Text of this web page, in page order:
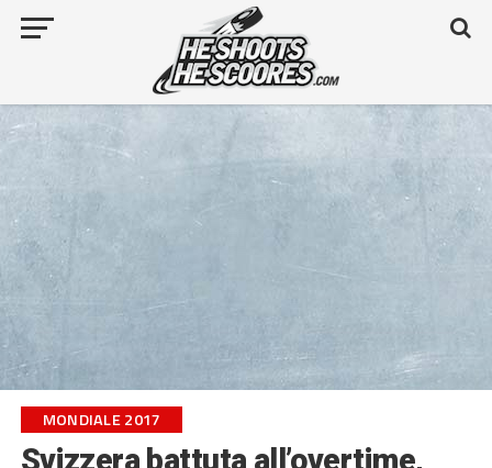
MONDIALE 2017
Svizzera battuta all’overtime,